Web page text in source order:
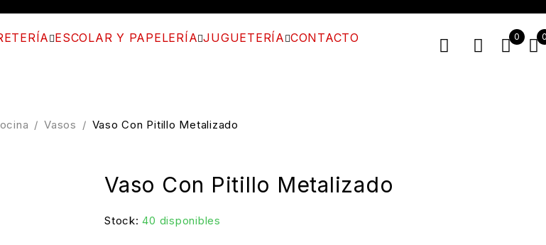
ESCOLAR Y PAPELERÍA JUGUETERÍA CONTACTO
0
/ Vasos / Vaso Con Pitillo Metalizado
Vaso Con Pitillo Metalizado
Stock: 40 disponibles